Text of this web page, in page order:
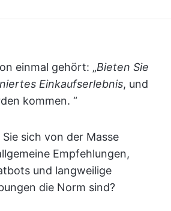
einmal gehört: „Bieten Sie
Einkaufserlebnis, und
kommen. “
sich von der Masse
Empfehlungen,
und langweilige
die Norm sind?